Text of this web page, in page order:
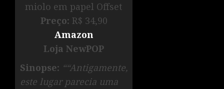
miolo em papel Offset
Preço: R$ 34,90
Amazon
Loja NewPOP
Sinopse: ““Antigamente,
este lugar parecia uma